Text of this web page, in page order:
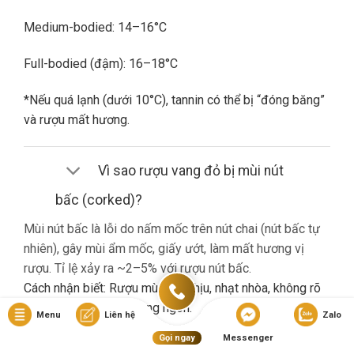
Medium-bodied: 14–16°C
Full-bodied (đậm): 16–18°C
*Nếu quá lạnh (dưới 10°C), tannin có thể bị “đóng băng”
và rượu mất hương.
Vì sao rượu vang đỏ bị mùi nút
bấc (corked)?
Mùi nút bấc là lỗi do nấm mốc trên nút chai (nút bấc tự
nhiên), gây mùi ẩm mốc, giấy ướt, làm mất hương vị
rượu. Tỉ lệ xảy ra ~2–5% với rượu nút bấc.
Cách nhận biết: Rượu mùi khó chịu, nhạt nhòa, không rõ
hương trái cây dù là vang ngon.
Nếu gặp lỗi này, bạn nên liên hệ cửa hàng đổi trả (nếu có
Menu Liên hệ
Gọi ngay Messenger
Zalo